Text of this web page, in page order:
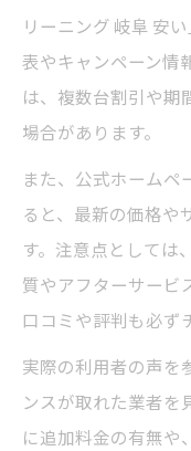
リーニング 岐阜 安
表やキャンペーン情
は、複数台割引や期
場合があります。
また、公式ホームペ
ると、最新の価格や
す。注意点としては
質やアフターサービ
口コミや評判も必ず
実際の利用者の声を
ンスが取れた業者を
に追加料金の有無や